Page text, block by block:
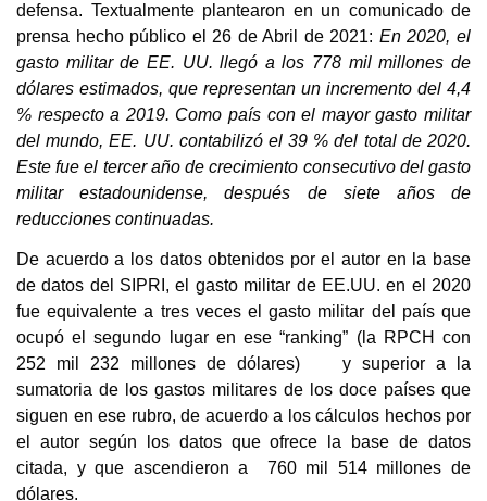
defensa. Textualmente plantearon en un comunicado de
prensa hecho público el 26 de Abril de 2021: En 2020, el
gasto militar de EE. UU. llegó a los 778 mil millones de
dólares estimados, que representan un incremento del 4,4
% respecto a 2019. Como país con el mayor gasto militar
del mundo, EE. UU. contabilizó el 39 % del total de 2020.
Este fue el tercer año de crecimiento consecutivo del gasto
militar estadounidense, después de siete años de
reducciones continuadas.
De acuerdo a los datos obtenidos por el autor en la base
de datos del SIPRI, el gasto militar de EE.UU. en el 2020
fue equivalente a tres veces el gasto militar del país que
ocupó el segundo lugar en ese “ranking” (la RPCH con
252 mil 232 millones de dólares) y superior a la
sumatoria de los gastos militares de los doce países que
siguen en ese rubro, de acuerdo a los cálculos hechos por
el autor según los datos que ofrece la base de datos
citada, y que ascendieron a 760 mil 514 millones de
dólares.